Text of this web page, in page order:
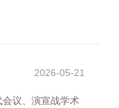
2026-05-21
会议、演宣战学术